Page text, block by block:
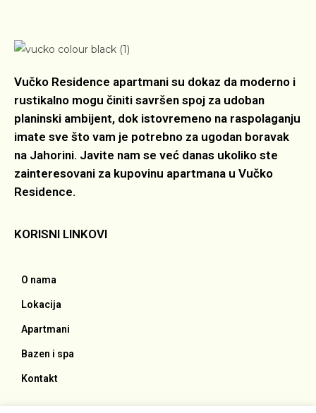
Vučko Residence apartmani su dokaz da moderno i
rustikalno mogu činiti savršen spoj za udoban
planinski ambijent, dok istovremeno na raspolaganju
imate sve što vam je potrebno za ugodan boravak
na Jahorini. Javite nam se već danas ukoliko ste
zainteresovani za kupovinu apartmana u Vučko
Residence.
KORISNI LINKOVI
O nama
Lokacija
Apartmani
Bazen i spa
Kontakt